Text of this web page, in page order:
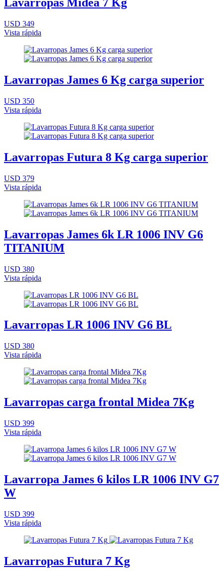
USD 349
Vista rápida
Lavarropas James 6 Kg carga superior
USD 350
Vista rápida
Lavarropas Futura 8 Kg carga superior
USD 379
Vista rápida
Lavarropas James 6k LR 1006 INV G6
TITANIUM
USD 380
Vista rápida
Lavarropas LR 1006 INV G6 BL
USD 380
Vista rápida
Lavarropas carga frontal Midea 7Kg
USD 399
Vista rápida
Lavarropa James 6 kilos LR 1006 INV G7
W
USD 399
Vista rápida
Lavarropas Futura 7 Kg